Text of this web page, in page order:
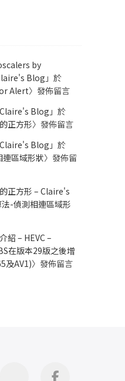
by
Blog 」於
Alert​〉發佈留言
Blog 」於
正方形〉發佈留言
Blog 」於
區域形狀〉發佈留
正方形 – Claire's
-偵測相連區域形
紹 – HEVC –
在版本29版之後增
及AV1)〉發佈留言
iThomeFacebook